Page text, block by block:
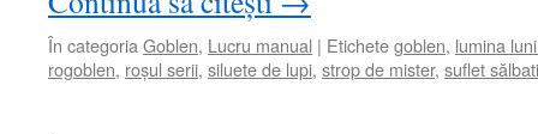
În categoria Goblen, Lucru manual | Etichetegoblen, lumina
rogoblen, roșul serii, siluete de lupi, strop de mister, suflet